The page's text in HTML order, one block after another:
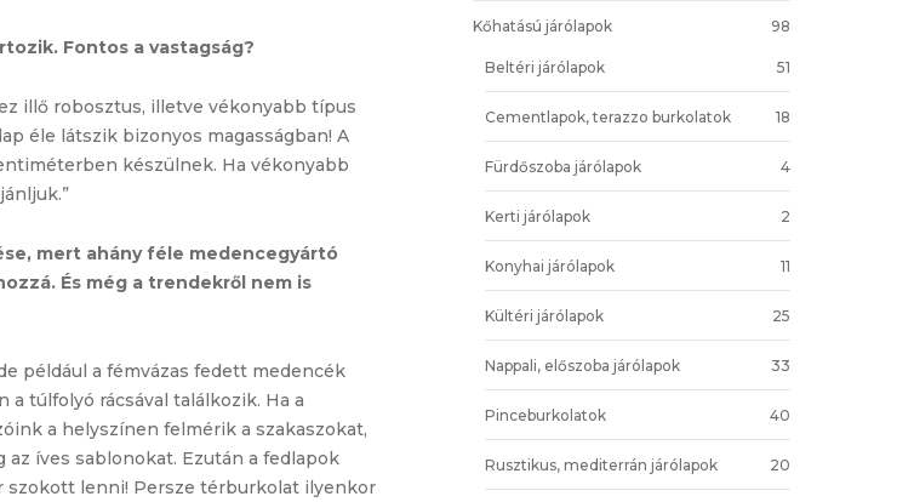
Fontos a vastagság?
illő robosztus, illetve vékonyabb típus
éle látszik bizonyos magasságban! A
készülnek. Ha vékonyabb
mert ahány féle medencegyártó
És még a trendekről nem is
például a fémvázas fedett medencék
túlfolyó rácsával találkozik. Ha a
a helyszínen felmérik a szakaszokat,
íves sablonokat. Ezután a fedlapok
szokott lenni! Persze térburkolat ilyenkor
Kőhatású járólapok 98
Beltéri járólapok 51
Cementlapok, terazzo burkolatok 18
Fürdőszoba járólapok 4
Kerti járólapok 2
Konyhai járólapok 11
Kültéri járólapok 25
Nappali, előszoba járólapok 33
Pinceburkolatok 40
Rusztikus, mediterrán járólapok 20